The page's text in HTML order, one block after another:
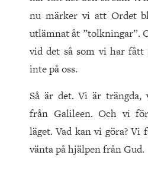
nu märker vi att Ordet
utlämnat åt ”tolkningar”.
vid det så som vi har fått
inte på oss.
Så är det. Vi är trängda,
från Galileen. Och vi
läget. Vad kan vi göra?
vänta på hjälpen från Gud.